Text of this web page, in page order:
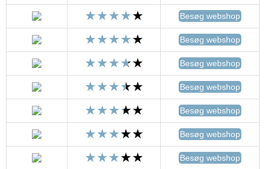
Besøg webshop
Besøg webshop
Besøg webshop
Besøg webshop
Besøg webshop
Besøg webshop
Besøg webshop